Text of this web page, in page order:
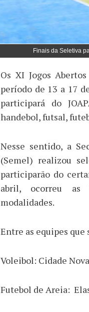
Finais da Seletiva
Os XI Jogos
período de 13 a 17
participará do
handebol, futsal,
Nesse sentido, a
(Semel) realizou
participarão do
abril, ocorreu as
modalidades.
Entre as equipes que
Voleibol: Cidade
Futebol de Areia: